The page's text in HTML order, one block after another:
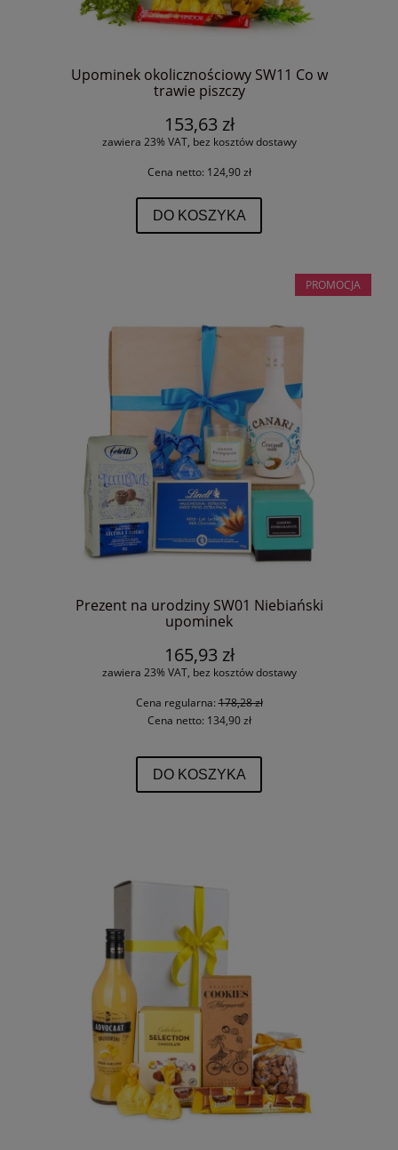
Upominek okolicznościowy SW11 Co w
trawie piszczy
153,63 zł
zawiera 23% VAT, bez kosztów dostawy
Cena netto: 124,90 zł
DO KOSZYKA
Prezent na urodziny SW01 Niebiański
upominek
165,93 zł
zawiera 23% VAT, bez kosztów dostawy
Cena regularna:178,28 zł
Cena netto: 134,90 zł
DO KOSZYKA
PROMOCJA